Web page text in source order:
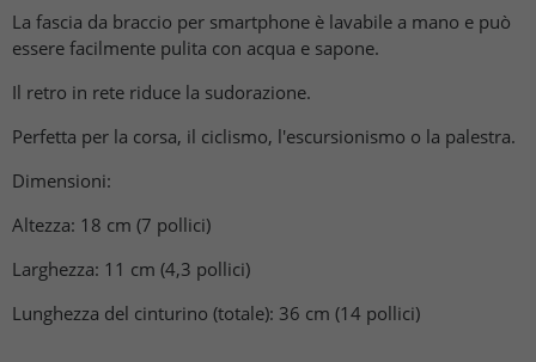
La fascia da braccio per smartphone è lavabile a mano e può
essere facilmente pulita con acqua e sapone.
Il retro in rete riduce la sudorazione.
Perfetta per la corsa, il ciclismo, l'escursionismo o la palestra.
Dimensioni:
Altezza: 18 cm (7 pollici)
Larghezza: 11 cm (4,3 pollici)
Lunghezza del cinturino (totale): 36 cm (14 pollici)